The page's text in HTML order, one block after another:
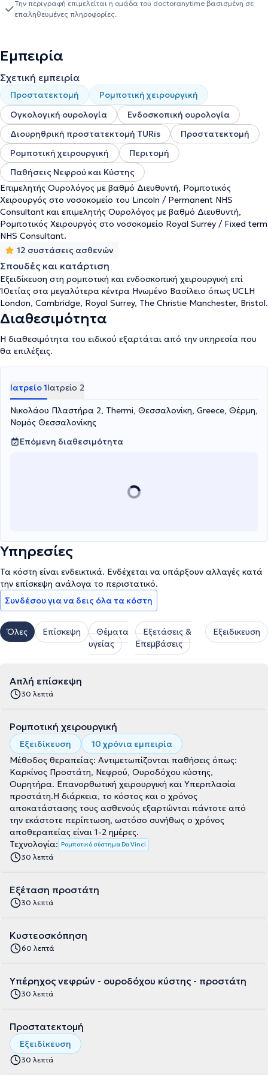
Την περιγραφή επιμελείται η ομάδα του doctoranytime βασισμένη σε
επαληθευμένες πληροφορίες.
Εμπειρία
Σχετική εμπειρία
Προστατεκτομή
Ρομποτική χειρουργική
Ογκολογική ουρολογία
Ενδοσκοπική ουρολογία
Διουρηθρική προστατεκτομή TURis
Προστατεκτομή
Ρομποτική χειρουργική
Περιτομή
Παθήσεις Νεφρού και Κύστης
Επιμελητής Ουρολόγος με βαθμό Διευθυντή, Ρομποτικός
Χειρουργός στο νοσοκομείο του Lincoln / Permanent NHS
Consultant και επιμελητής Ουρολόγος με βαθμό Διευθυντή,
Ρομποτικός Χειρουργός στο νοσοκομείο Royal Surrey / Fixed term
NHS Consultant.
12 συστάσεις ασθενών
Σπουδές και κατάρτιση
Εξειδίκευση στη ρομποτική και ενδοσκοπική χειρουργική επί
10ετίας στα μεγαλύτερα κέντρα Ηνωμένο Βασίλειο όπως UCLH
London, Cambridge, Royal Surrey, The Christie Manchester, Bristol.
Διαθεσιμότητα
Η διαθεσιμότητα του ειδικού εξαρτάται από την υπηρεσία που
θα επιλέξεις.
Ιατρείο 1Ιατρείο 2
Νικολάου Πλαστήρα 2, Thermi, Θεσσαλονίκη, Greece, Θέρμη,
Νομός Θεσσαλονίκης
Επόμενη διαθεσιμότητα
Υπηρεσίες
Τα κόστη είναι ενδεικτικά. Ενδέχεται να υπάρξουν αλλαγές κατά
την επίσκεψη ανάλογα το περιστατικό.
Συνδέσου για να δεις όλα τα κόστη
Όλες Επίσκεψη
Θέματα
υγείας
Εξετάσεις &
Επεμβάσεις
Εξειδικευση
Απλή επίσκεψη
30 λεπτά
Ρομποτική χειρουργική
Εξειδίκευση
10 χρόνια εμπειρία
Μέθοδος θεραπείας: Αντιμετωπίζονται παθήσεις όπως:
Καρκίνος Προστάτη, Νεφρού, Ουροδόχου κύστης,
Ουρητήρα. Επανορθωτική χειρουργική και Υπερπλασία
προστάτη.Η διάρκεια, το κόστος και ο χρόνος
αποκατάστασης τους ασθενούς εξαρτώνται πάντοτε από
την εκάστοτε περίπτωση, ωστόσο συνήθως ο χρόνος
αποθεραπείας είναι 1-2 ημέρες.
Τεχνολογία: Ρομποτικό σύστημα Da Vinci
30 λεπτά
Εξέταση προστάτη
30 λεπτά
Κυστεοσκόπηση
60 λεπτά
Υπέρηχος νεφρών - ουροδόχου κύστης - προστάτη
30 λεπτά
Προστατεκτομή
Εξειδίκευση
30 λεπτά